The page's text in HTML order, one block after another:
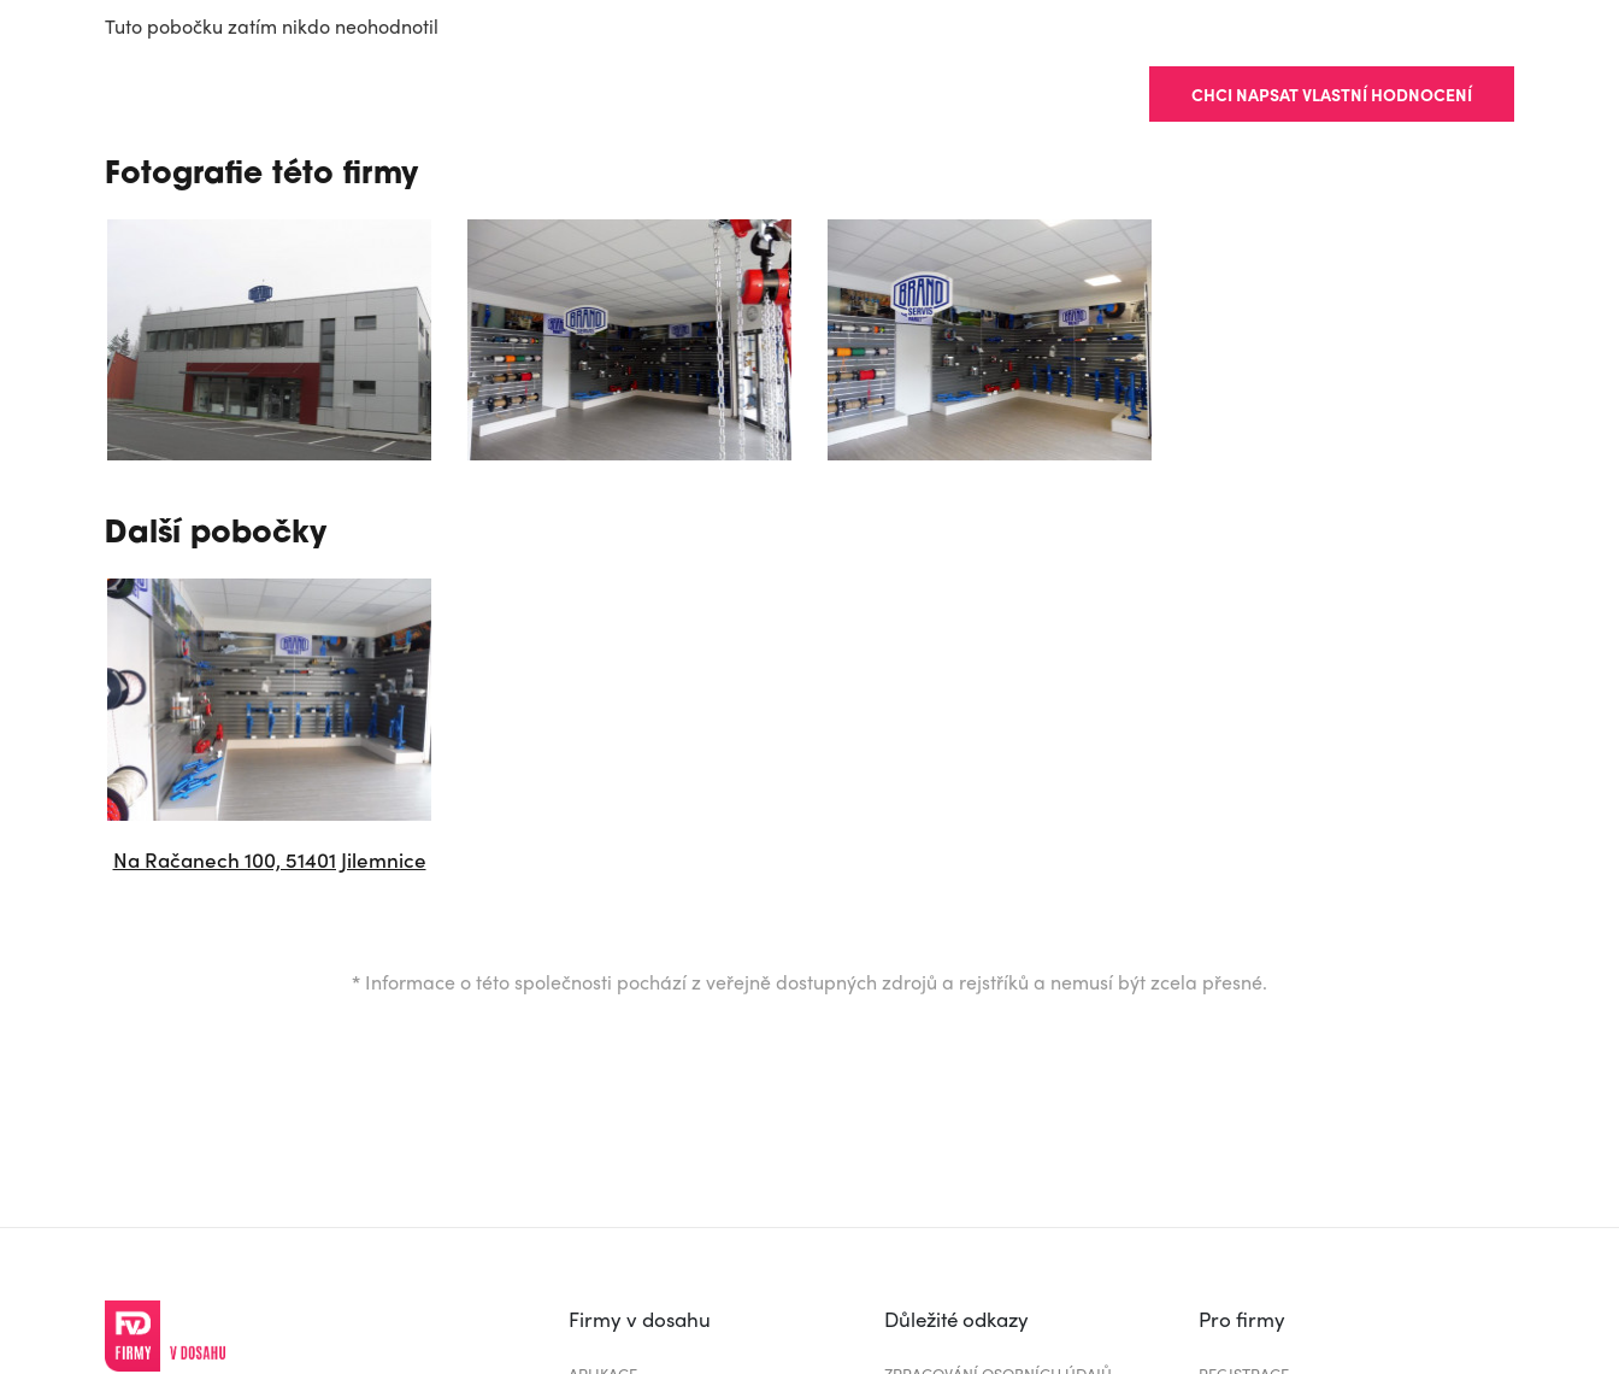
Tuto pobočku zatím nikdo neohodnotil
CHCI NAPSAT VLASTNÍ HODNOCENÍ
Fotografie této firmy
Další pobočky
Na Račanech 100, 51401 Jilemnice
* Informace o této společnosti pochází z veřejně dostupných zdrojů a rejstříků a nemusí být zcela přesné.
Firmy v dosahu Důležité odkazy Pro firmy